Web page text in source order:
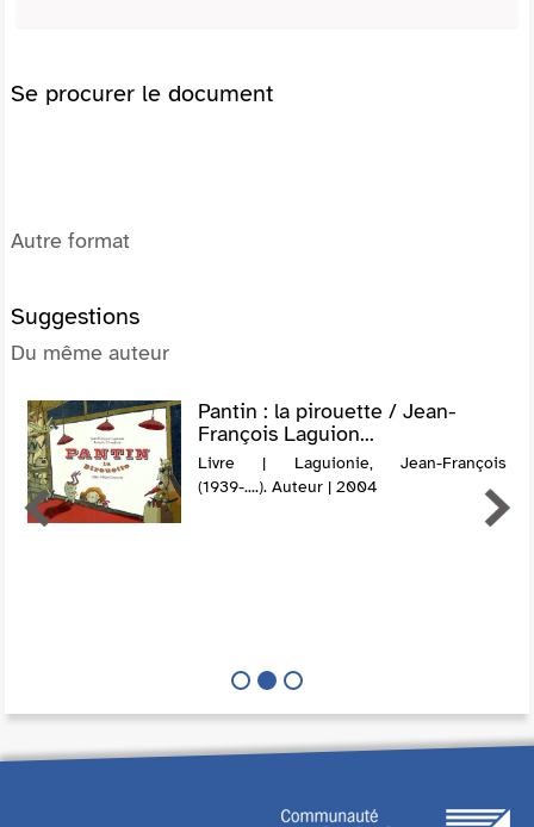
Se procurer le document
Autre format
Suggestions
Du même auteur
Pantin : la pirouette / Jean-
François Laguion...
Livre | Laguionie, Jean-François
(1939-....). Auteur | 2004